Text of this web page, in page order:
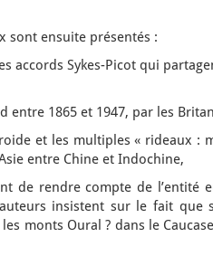
sont ensuite présentés :
accords Sykes-Picot qui
entre 1865 et 1947, par les
et les multiples « rideaux :
entre Chine et Indochine,
de rendre compte de l’entité
insistent sur le fait que
monts Oural ? dans le